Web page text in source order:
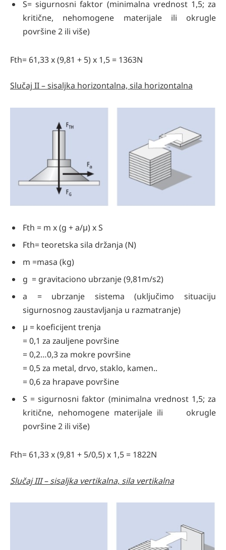
S= sigurnosni faktor (minimalna vrednost 1,5; za
kritične, nehomogene materijale ili okrugle
površine 2 ili više)
Fth= 61,33 x (9,81 + 5) x 1,5 = 1363N
Slučaj II – sisaljka horizontalna, sila horizontalna
Fth = m x (g + a/μ) x S
Fth= teoretska sila držanja (N)
m =masa (kg)
g = gravitaciono ubrzanje (9,81m/s2)
a = ubrzanje sistema (uključimo situaciju
sigurnosnog zaustavljanja u razmatranje)
μ = koeficijent trenja
= 0,1 za zauljene površine
= 0,2…0,3 za mokre površine
= 0,5 za metal, drvo, staklo, kamen..
= 0,6 za hrapave površine
S = sigurnosni faktor (minimalna vrednost 1,5; za
kritične, nehomogene materijale ili okrugle
površine 2 ili više)
Fth= 61,33 x (9,81 + 5/0,5) x 1,5 = 1822N
Slučaj III – sisaljka vertikalna, sila vertikalna